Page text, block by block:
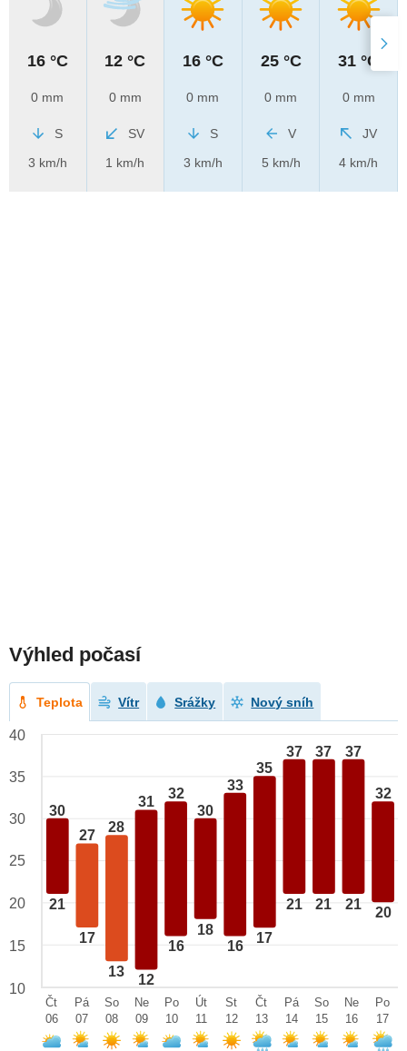
16 °C
0 mm
S
3 km/h
12 °C
0 mm
SV
1 km/h
16 °C
0 mm
S
3 km/h
25 °C
0 mm
V
5 km/h
31 °C
0 mm
JV
4 km/h
Výhled počasí
Teplota Vítr Srážky Nový sníh
30
21
27
17
28
13
31
12
32
16
30
18
33
16
35
17
37
21
37
21
37
21
32
20
40
35
30
25
20
15
10
Čt
06
Pá
07
So
08
Ne
09
Po
10
Út
11
St
12
Čt
13
Pá
14
So
15
Ne
16
Po
17